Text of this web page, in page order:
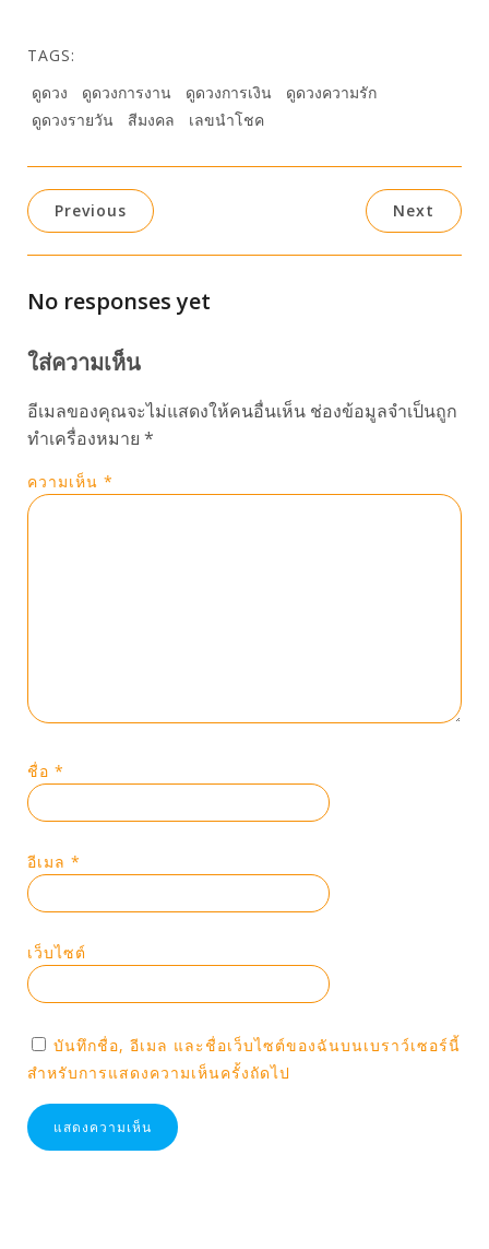
TAGS:
ดูดวง
ดูดวงการงาน ดูดวงการเงิน
ดูดวงความรัก
ดูดวงรายวัน
สีมงคล เลขนำโชค
Previous Next
No responses yet
ใส่ความเห็น
อีเมลของคุณจะไม่แสดงให้คนอื่นเห็น ช่องข้อมูลจำเป็นถูก
ทำเครื่องหมาย *
ความเห็น *
ชื่อ *
อีเมล *
เว็บไซต์
บันทึกชื่อ, อีเมล และชื่อเว็บไซต์ของฉันบนเบราว์เซอร์นี้
สำหรับการแสดงความเห็นครั้งถัดไป